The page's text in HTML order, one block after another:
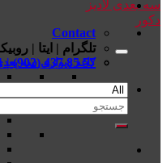
کاغذ دیواری سه
Contact
تلگرام | ایتا | روبیکا | پاسخگویی 24
57 85 437 (902) | 91 84 80 22 (021)
جستجو
برای: